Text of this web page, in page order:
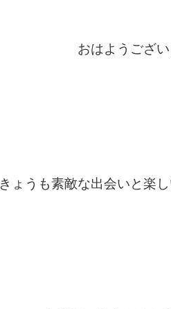
おはようござ
きょうも素敵な出会いと楽